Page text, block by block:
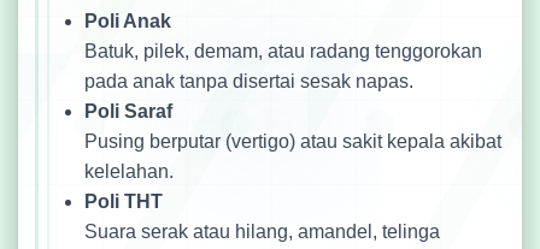
Poli Anak
Batuk, pilek, demam, atau radang tenggorokan
pada anak tanpa disertai sesak napas.
Poli Saraf
Pusing berputar (vertigo) atau sakit kepala akibat
kelelahan.
Poli THT
Suara serak atau hilang, amandel, telinga